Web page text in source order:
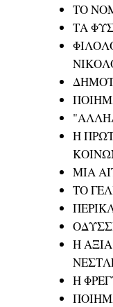
ΤΟ
ΤΑ
Η
ΜΙΑ
ΤΟ
Η
Η